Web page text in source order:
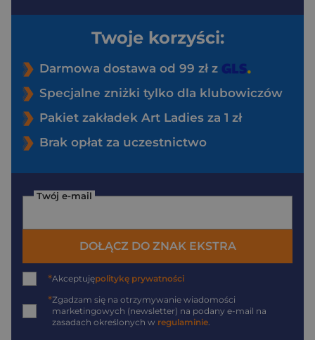
Twoje korzyści:
Darmowa dostawa od 99 zł z
Specjalne zniżki tylko dla klubowiczów
Pakiet zakładek Art Ladies za 1 zł
Brak opłat za uczestnictwo
Twój e-mail
DOŁĄCZ DO ZNAK EKSTRA
*Akceptujępolitykę prywatności
*Zgadzam się na otrzymywanie wiadomości
marketingowych (newsletter) na podany e-mail na
zasadach określonych w regulaminie